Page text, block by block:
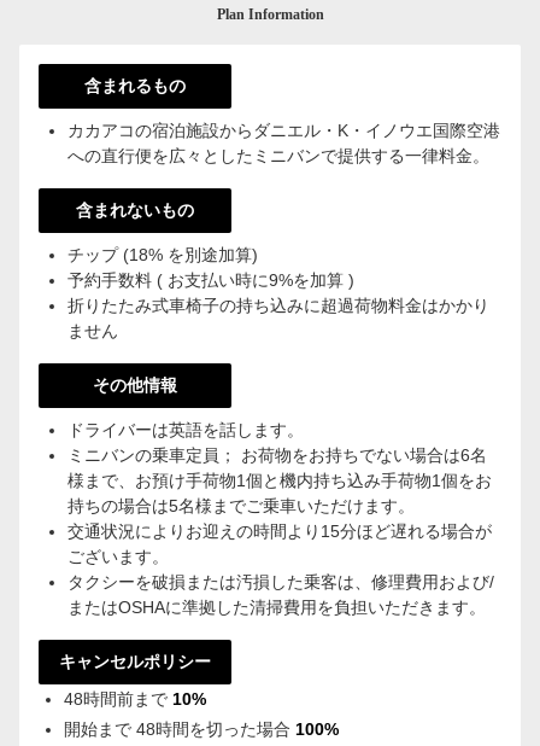
Plan Information
含まれるもの
カカアコの宿泊施設からダニエル・K・イノウエ国際空港
への直行便を広々としたミニバンで提供する一律料金。
含まれないもの
チップ (18% を別途加算)
予約手数料 ( お支払い時に9%を加算 )
折りたたみ式車椅子の持ち込みに超過荷物料金はかかり
ません
その他情報
ドライバーは英語を話します。
ミニバンの乗車定員； お荷物をお持ちでない場合は6名
様まで、お預け手荷物1個と機内持ち込み手荷物1個をお
持ちの場合は5名様までご乗車いただけます。
交通状況によりお迎えの時間より15分ほど遅れる場合が
ございます。
タクシーを破損または汚損した乗客は、修理費用および/
またはOSHAに準拠した清掃費用を負担いただきます。
キャンセルポリシー
48時間前まで 10%
開始まで 48時間を切った場合 100%